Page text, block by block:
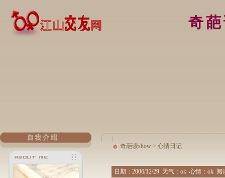
奇
奇葩读show > 心情日记
日期： 2006/12/29 天气：ok 心情：ok 阅